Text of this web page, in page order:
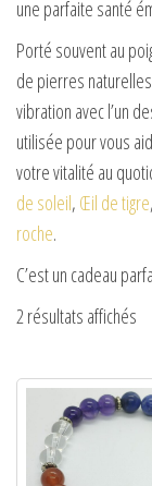
une parfaite santé
Porté souvent au
de pierres
vibration avec l’un
utilisée pour vous
votre vitalité au
de soleil, Œil de tigre,
roche.
C’est un cadeau
2 résultats affichés